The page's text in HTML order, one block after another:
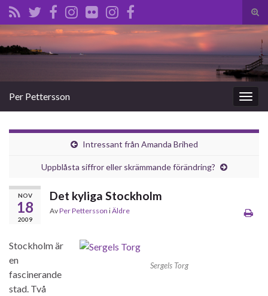
Slå
på/
Search for:
Slå
på/av
Per Pettersson
Intressant från Amanda Brihed
Uppblåsta siffror eller skrämmande förändring?
NOV
18
2009
Det kyliga Stockholm
AvPer Pettersson iÄldre
Sergels Torg
Stockholm är
en
fascinerande
stad. Två